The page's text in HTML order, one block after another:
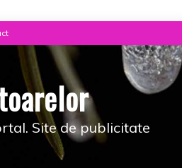
Site de publicitate